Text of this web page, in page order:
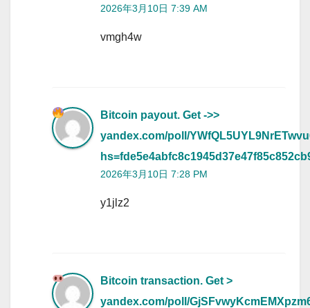
2026年3月10日 7:39 AM
vmgh4w
Bitcoin payout. Get ->>
yandex.com/poll/
2026年3月10日 7:28 PM
y1jlz2
Bitcoin transaction. Get >
yandex.com/poll/